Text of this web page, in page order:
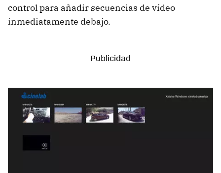
control para añadir secuencias de vídeo
inmediatamente debajo.